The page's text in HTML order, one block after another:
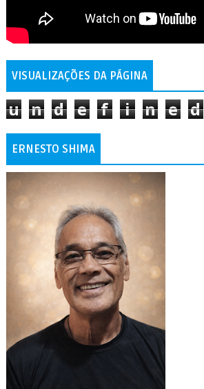
VISUALIZAÇÕES DA PÁGINA
u n d e f i n e d
ERNESTO SHIMA